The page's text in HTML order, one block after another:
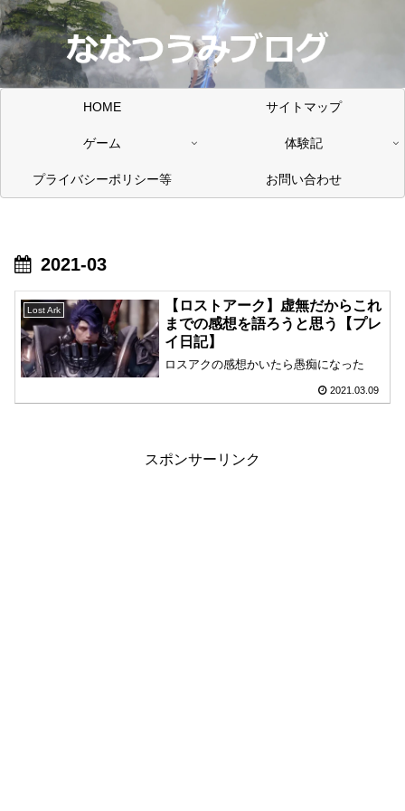
HOME サイトマップ
ゲーム 体験記
プライバシーポリシー等 お問い合わせ
2021-03
Lost Ark
【ロストアーク】虚無だからこれ
までの感想を語ろうと思う【プレ
イ日記】
ロスアクの感想かいたら愚痴になった
2021.03.09
スポンサーリンク